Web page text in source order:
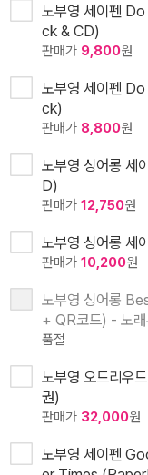
노부영 세이펜
ck & CD)
판매가 9,800원
노부영 세이펜
ck)
판매가 8,800원
노부영 싱어롱
D)
판매가 12,750원
노부영 싱어롱
판매가 10,200원
노부영 싱어롱
+ QR코드) - 노래
품절
노부영 오드리우
권)
판매가 32,000원
노부영 세이펜